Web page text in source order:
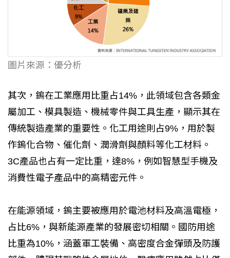
圖片來源：優分析
其次，鎢在工業應用比重占14%，此領域包含各類金
屬加工、模具製造、機械零件與工具生產，顯示其在
傳統製造產業的重要性。化工用途則占9%，用於製
作鎢化合物、催化劑、潤滑劑與顏料等化工材料。
3C產品也占有一定比重，達8%，例如智慧型手機及
消費性電子產品中的高精密元件。
在能源領域，鎢主要被應用於電池材料及高溫電極，
占比6%，與新能源產業的發展密切相關。國防用途
比重為10%，涵蓋軍工裝備、高密度合金彈頭及防護